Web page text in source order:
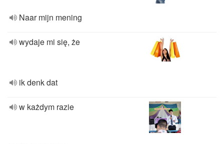
Naar mijn mening
wydaje mi się, że
ik denk dat
w każdym razie